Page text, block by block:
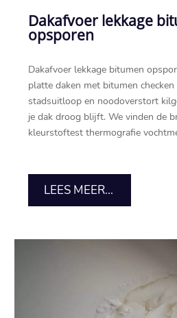
Dakafvoer lekkage
opsporen
Dakafvoer lekkage bitumen
platte daken met bitumen
stadsuitloop en noodoverstort
je dak droog blijft.​ We vinden de
kleurstoftest thermografie
LEES MEER...